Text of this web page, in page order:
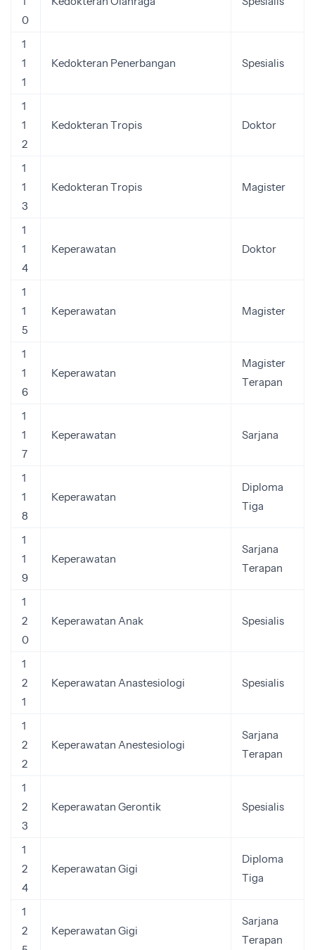
0
1
1
1
Kedokteran Penerbangan Spesialis
1
1
2
Kedokteran Tropis Doktor
1
1
3
Kedokteran Tropis Magister
1
1
4
Keperawatan Doktor
1
1
5
Keperawatan Magister
1
1
6
Keperawatan
Magister
Terapan
1
1
7
Keperawatan Sarjana
1
1
8
Keperawatan
Diploma
Tiga
1
1
9
Keperawatan
Sarjana
Terapan
1
2
0
Keperawatan Anak Spesialis
1
2
1
Keperawatan Anastesiologi Spesialis
1
2
2
Keperawatan Anestesiologi
Sarjana
Terapan
1
2
3
Keperawatan Gerontik Spesialis
1
2
4
Keperawatan Gigi
Diploma
Tiga
1
2
Keperawatan Gigi
Sarjana
Terapan